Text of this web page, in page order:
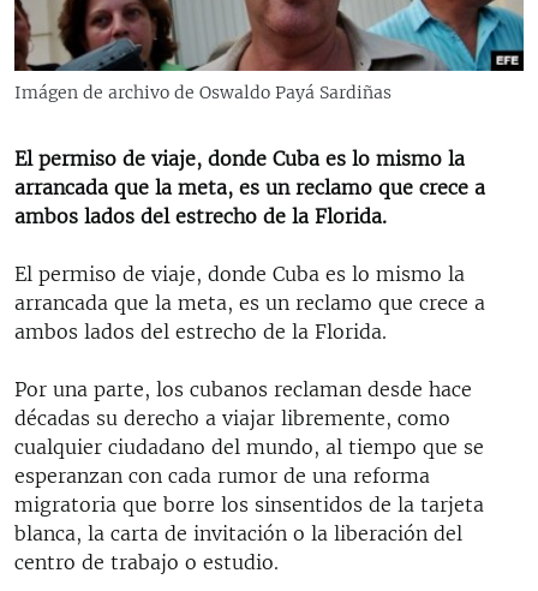
RADIO MARTÍ
ESPECIALES
ESPECIALES
LA REALIDAD DE LA VIVIENDA EN CUBA
SER VIEJO EN CUBA
LOS SANTOS DE HIALEAH
DESINFORMACIÓN RUSA EN AMÉRICA LATINA
MULTIMEDIA
EDITORIALES
SÍGUENOS
Imágen de archivo de Oswaldo Payá Sardiñas
El permiso de viaje, donde Cuba es lo mismo la
arrancada que la meta, es un reclamo que crece a
ambos lados del estrecho de la Florida.
El permiso de viaje, donde Cuba es lo mismo la
arrancada que la meta, es un reclamo que crece a
ambos lados del estrecho de la Florida.
Por una parte, los cubanos reclaman desde hace
décadas su derecho a viajar libremente, como
cualquier ciudadano del mundo, al tiempo que se
esperanzan con cada rumor de una reforma
migratoria que borre los sinsentidos de la tarjeta
blanca, la carta de invitación o la liberación del
centro de trabajo o estudio.